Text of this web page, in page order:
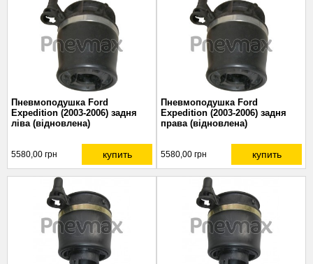
Пневмоподушка Ford
Expedition (2003-2006) задня
ліва (відновлена)
5580,00 грн купить
Пневмоподушка Ford
Expedition (2003-2006) задня
права (відновлена)
5580,00 грн купить